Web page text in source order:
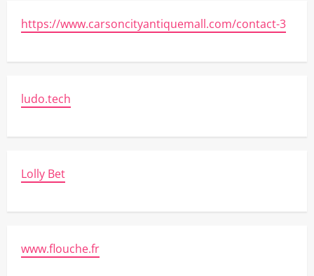
https://www.carsoncityantiquemall.com/contact-3
ludo.tech
Lolly Bet
www.flouche.fr